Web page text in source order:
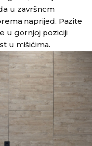
u završnom
naprijed.​ Pazite
u gornjoj poziciji
u mišićima.